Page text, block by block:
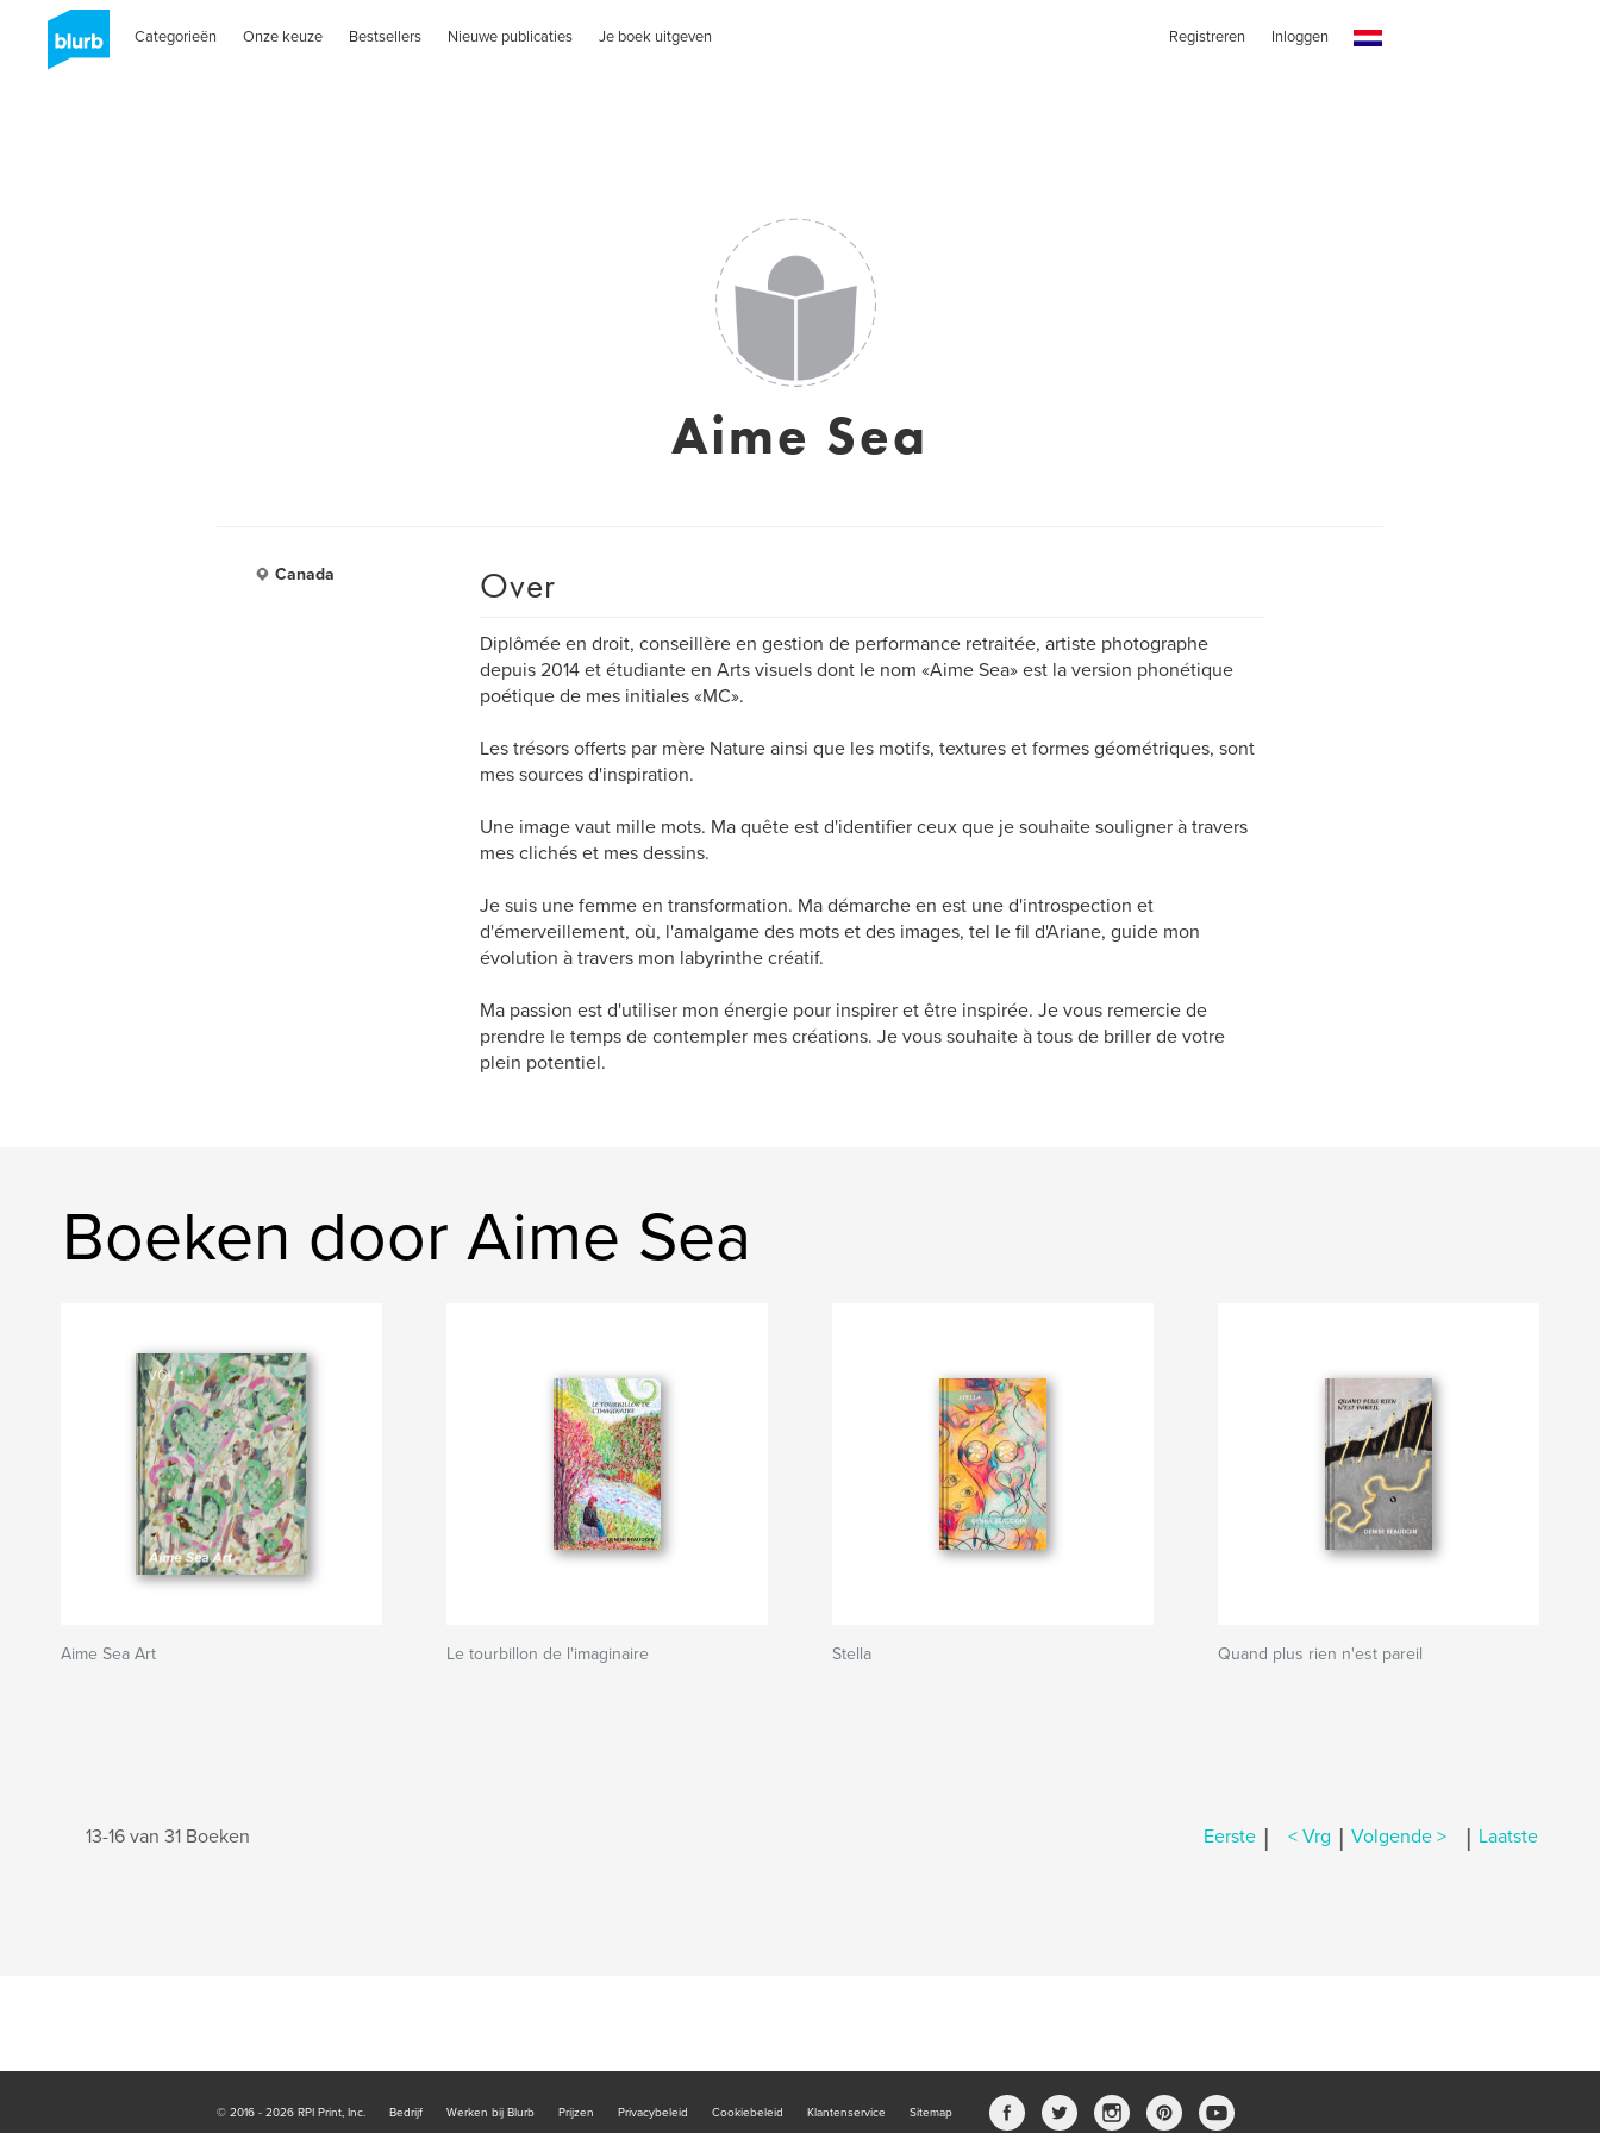
Categorieën Onze keuze Bestsellers Nieuwe publicaties Je boek uitgeven Registreren Inloggen
Aime Sea
Canada Over
Diplômée en droit, conseillère en gestion de performance retraitée, artiste photographe
depuis 2014 et étudiante en Arts visuels dont le nom «Aime Sea» est la version phonétique
poétique de mes initiales «MC».
Les trésors offerts par mère Nature ainsi que les motifs, textures et formes géométriques, sont
mes sources d'inspiration.
Une image vaut mille mots. Ma quête est d'identifier ceux que je souhaite souligner à travers
mes clichés et mes dessins.
Je suis une femme en transformation. Ma démarche en est une d'introspection et
d'émerveillement, où, l'amalgame des mots et des images, tel le fil d'Ariane, guide mon
évolution à travers mon labyrinthe créatif.
Ma passion est d'utiliser mon énergie pour inspirer et être inspirée. Je vous remercie de
prendre le temps de contempler mes créations. Je vous souhaite à tous de briller de votre
plein potentiel.
Boeken door Aime Sea
Aime Sea Art Le tourbillon de l'imaginaire Stella Quand plus rien n'est pareil
13-16 van 31 Boeken Eerste | < Vrg | Volgende > | Laatste
© 2016 - 2026 RPI Print, Inc. Bedrijf Werken bij Blurb Prijzen Privacybeleid Cookiebeleid Klantenservice Sitemap